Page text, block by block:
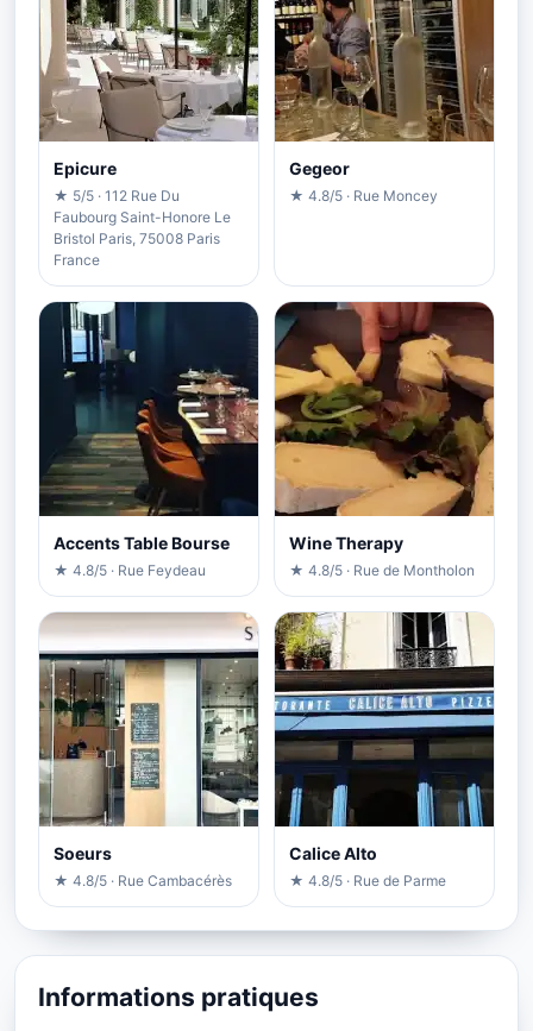
Epicure
★ 5/5 · 112 Rue Du
Faubourg Saint-Honore Le
Bristol Paris, 75008 Paris
France
Gegeor
★ 4.8/5 · Rue Moncey
Accents Table Bourse
★ 4.8/5 · Rue Feydeau
Wine Therapy
★ 4.8/5 · Rue de Montholon
Soeurs
★ 4.8/5 · Rue Cambacérès
Calice Alto
★ 4.8/5 · Rue de Parme
Informations pratiques